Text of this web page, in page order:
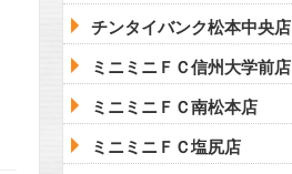
チンタイバンク松本中央店
ミニミニＦＣ信州大学前店
ミニミニＦＣ南松本店
ミニミニＦＣ塩尻店